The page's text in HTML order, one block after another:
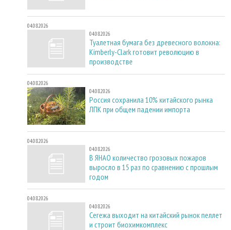
04.08.2026
04.08.2026
Туалетная бумага без древесного волокна:
Kimberly-Clark готовит революцию в
производстве
04.08.2026
04.08.2026
Россия сохранила 10% китайского рынка
ЛПК при общем падении импорта
04.08.2026
04.08.2026
В ЯНАО количество грозовых пожаров
выросло в 15 раз по сравнению с прошлым
годом
04.08.2026
04.08.2026
Сегежа выходит на китайский рынок пеллет
и строит биохимкомплекс